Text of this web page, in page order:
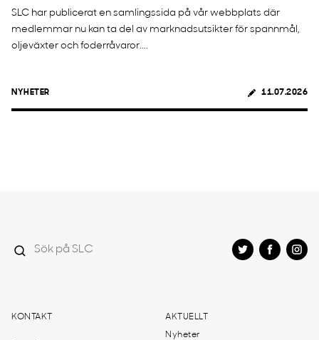
SLC har publicerat en samlingssida på vår webbplats där
medlemmar nu kan ta del av marknadsutsikter för spannmål,
oljeväxter och foderråvaror....
NYHETER 11.07.2026
KONTAKT AKTUELLT
Nyheter